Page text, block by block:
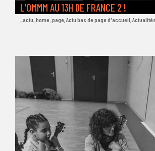
L’OMMM AU 13H DE FRANCE 2 !
_actu_home_page Actu bas de page d'accueil Actualités